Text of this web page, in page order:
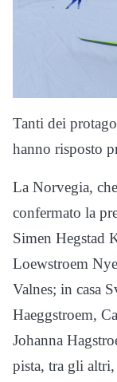
Tanti dei
hanno risposto
La Norvegia,
confermato la
Simen Hegstad
Loewstroem
Valnes; in casa
Haeggstroem,
Johanna
pista, tra gli